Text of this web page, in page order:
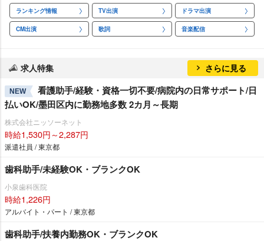
ランキング情報 TV出演 ドラマ出演
CM出演 歌詞 音楽配信
求人特集 さらに見る
NEW
看護助手/経験・資格一切不要/病院内の日常サポート/日
払いOK/墨田区内に勤務地多数 2カ月～長期
株式会社ニッソーネット
時給1,530円～2,287円
派遣社員 / 東京都
歯科助手/未経験OK・ブランクOK
小泉歯科医院
時給1,226円
アルバイト・パート / 東京都
歯科助手/扶養内勤務OK・ブランクOK